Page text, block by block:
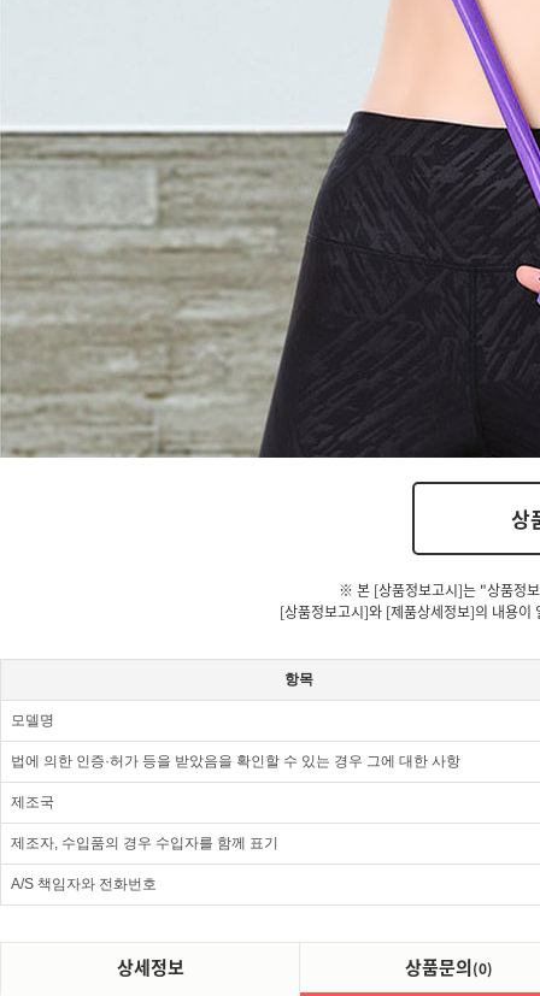
상
※ 본 [상품정보고시]는 "상품정
[상품정보고시]와 [제품상세정보]의 내용이
항목
모델명
법에 의한 인증·허가 등을 받았음을 확인할 수 있는 경우 그에 대한 사항
제조국
제조자, 수입품의 경우 수입자를 함께 표기
A/S 책임자와 전화번호
상세정보 상품문의(0)